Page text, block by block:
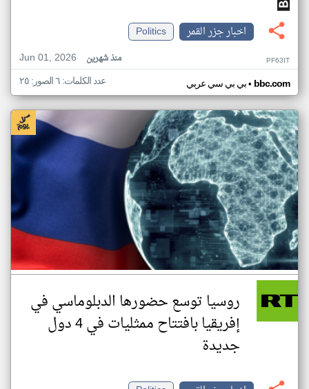
اخبار جزر القمر
Politics
Jun 01, 2026
منذ شهرين PF63IT
بي بي سي عربي• bbc.com عدد الكلمات: ٦ الصور: ٢٥
روسيا توسع حضورها الدبلوماسي في
إفريقيا بافتتاح ممثليات في 4 دول
جديدة